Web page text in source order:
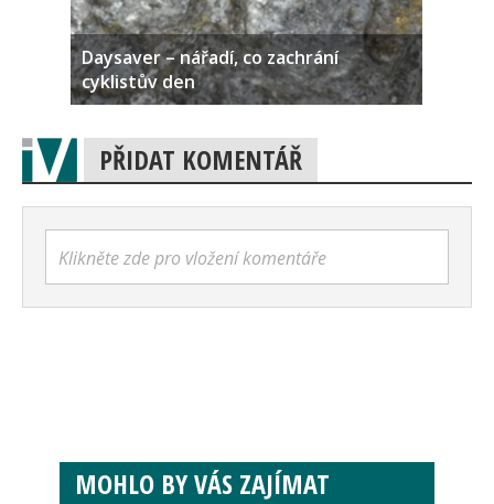
Daysaver – nářadí, co zachrání
cyklistův den
PŘIDAT KOMENTÁŘ
Klikněte zde pro vložení komentáře
MOHLO BY VÁS ZAJÍMAT